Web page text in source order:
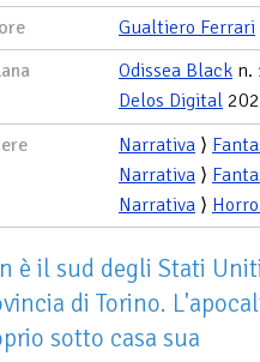
Gualtiero Ferrari
Odissea Black n.
Delos Digital
Narrativa ⟩
Narrativa ⟩
Narrativa ⟩
è il sud degli Stati
di Torino.
sotto casa sua